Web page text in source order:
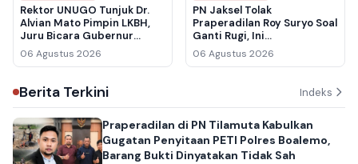
Rektor UNUGO Tunjuk Dr.
Alvian Mato Pimpin LKBH,
Juru Bicara Gubernur
Gorontalo Siap Perkuat
Bantuan Hukum untuk
06 Agustus 2026
PN Jaksel Tolak
Praperadilan Roy Suryo Soal
Ganti Rugi, Ini
Pertimbangan Hakim
06 Agustus 2026
Berita Terkini Indeks
Praperadilan di PN Tilamuta Kabulkan
Gugatan Penyitaan PETI Polres Boalemo,
Barang Bukti Dinyatakan Tidak Sah